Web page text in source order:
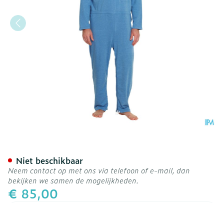
€ 85,00
Niet beschikbaar
Neem contact op met ons via telefoon of e-mail, dan
bekijken we samen de mogelijkheden.